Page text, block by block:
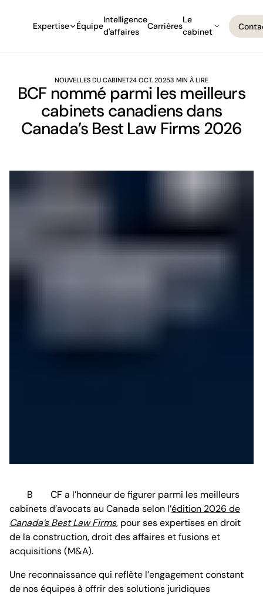
Expertise Équipe
Intelligence
d'affaires
Carrières
Le
cabinet
NOUVELLES DU CABINET24 OCT. 20253 MIN À LIRE
BCF nommé parmi les meilleurs
cabinets canadiens dans
Canada’s Best Law Firms 2026
BCF a l’honneur de figurer parmi les meilleurs
cabinets d’avocats au Canada selon l’édition 2026 de
Canada’s Best Law Firms, pour ses expertises en droit
de la construction, droit des affaires et fusions et
acquisitions (M&A).
Une reconnaissance qui reflète l’engagement constant
de nos équipes à offrir des solutions juridiques